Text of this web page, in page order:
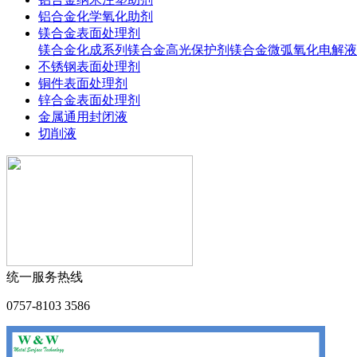
铝合金化学氧化助剂
镁合金表面处理剂
镁合金化成系列 镁合金高光保护剂 镁合金微弧氧化电解液
不锈钢表面处理剂
铜件表面处理剂
锌合金表面处理剂
金属通用封闭液
切削液
统一服务热线
0757-8103 3586